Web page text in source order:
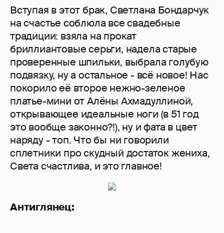
Вступая в этот брак, Светлана Бондарчук
на счастье соблюла все свадебные
традиции: взяла на прокат
бриллиантовые серьги, надела старые
проверенные шпильки, выбрала голубую
подвязку, ну а остальное - всё новое! Нас
покорило её второе нежно-зеленое
платье-мини от Алёны Ахмадуллиной,
открывающее идеальные ноги (в 51 год
это вообще законно?!), ну и фата в цвет
наряду - топ. Что бы ни говорили
сплетники про скудный достаток жениха,
Света счастлива, и это главное!
Антиглянец: